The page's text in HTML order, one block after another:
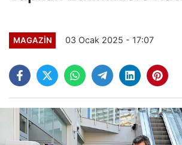
MAGAZİN 03 Ocak 2025 - 17:07